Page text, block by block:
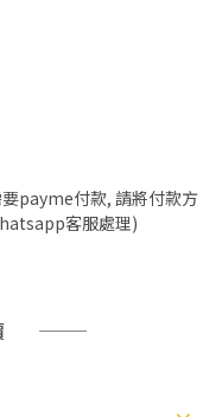
payme付款, 請將付款方
客服處理)